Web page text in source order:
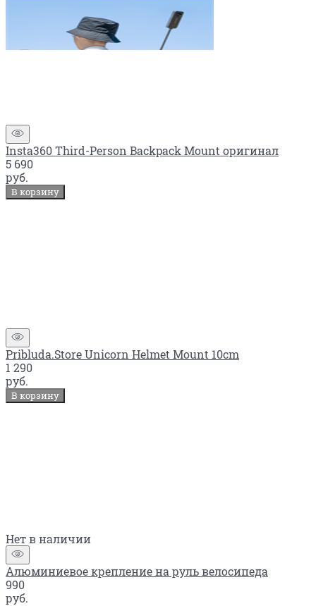
Insta360 Third-Person Backpack Mount оригинал
5 690
руб.
В корзину
Pribluda.Store Unicorn Helmet Mount 10cm
1 290
руб.
В корзину
Нет в наличии
Алюминиевое крепление на руль велосипеда
990
руб.